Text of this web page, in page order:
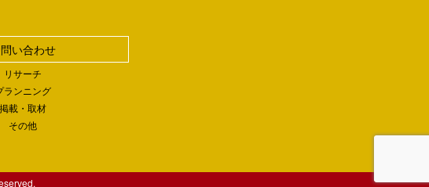
い合わせ
リサーチ
ランニング
掲載・取材
その他